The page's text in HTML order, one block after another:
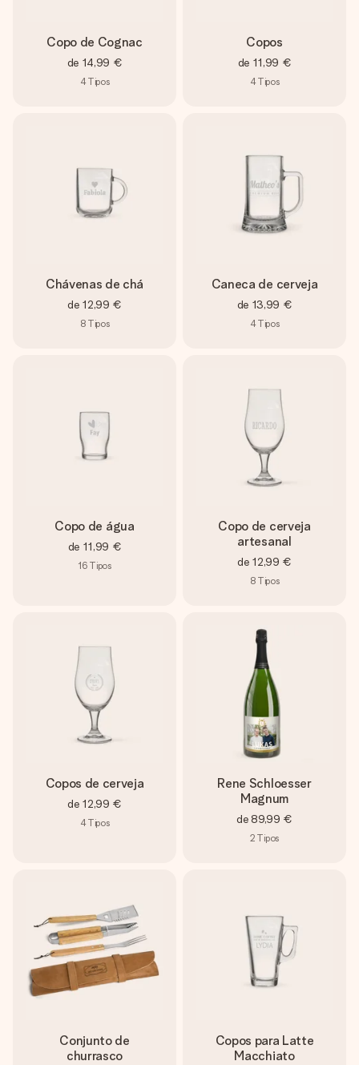
Copo de Cognac
de 14,99 €
4Tipos
Copos
de 11,99 €
4Tipos
Chávenas de chá
de 12,99 €
8 Tipos
Caneca de cerveja
de 13,99 €
4Tipos
Copo de água
de 11,99 €
16 Tipos
Copo de cerveja
artesanal
de 12,99 €
8 Tipos
Copos de cerveja
de 12,99 €
4Tipos
Rene Schloesser
Magnum
de 89,99 €
2 Tipos
Conjunto de
churrasco
Copos para Latte
Macchiato